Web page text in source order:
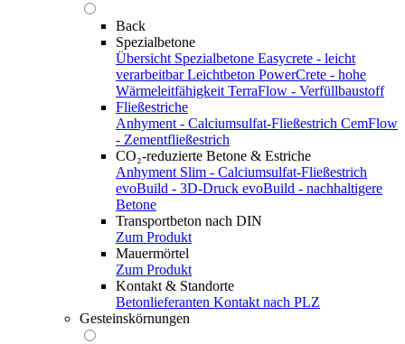
Back
Spezialbetone
Übersicht Spezialbetone Easycrete - leicht
verarbeitbar Leichtbeton PowerCrete - hohe
Wärmeleitfähigkeit TerraFlow - Verfüllbaustoff
Fließestriche
Anhyment - Calciumsulfat-Fließestrich CemFlow
- Zementfließestrich
CO₂-reduzierte Betone & Estriche
Anhyment Slim - Calciumsulfat-Fließestrich
evoBuild - 3D-Druck evoBuild - nachhaltigere
Betone
Transportbeton nach DIN
Zum Produkt
Mauermörtel
Zum Produkt
Kontakt & Standorte
Betonlieferanten Kontakt nach PLZ
Gesteinskörnungen